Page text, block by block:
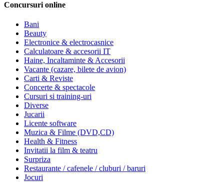
Concursuri online
Bani
Beauty
Electronice & electrocasnice
Calculatoare & accesorii IT
Haine, Incaltaminte & Accesorii
Vacante (cazare, bilete de avion)
Carti & Reviste
Concerte & spectacole
Cursuri si training-uri
Diverse
Jucarii
Licente software
Muzica & Filme (DVD,CD)
Health & Fitness
Invitatii la film & teatru
Surpriza
Restaurante / cafenele / cluburi / baruri
Jocuri